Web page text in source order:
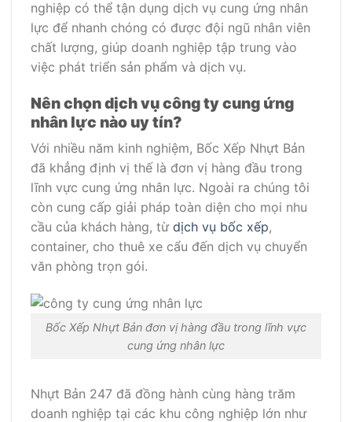
nghiệp có thể tận dụng dịch vụ cung ứng nhân
lực để nhanh chóng có được đội ngũ nhân viên
chất lượng, giúp doanh nghiệp tập trung vào
việc phát triển sản phẩm và dịch vụ.
Nên chọn dịch vụ công ty cung ứng
nhân lực nào uy tín?
Với nhiều năm kinh nghiệm, Bốc Xếp Nhựt Bản
đã khẳng định vị thế là đơn vị hàng đầu trong
lĩnh vực cung ứng nhân lực. Ngoài ra chúng tôi
còn cung cấp giải pháp toàn diện cho mọi nhu
cầu của khách hàng, từ dịch vụ bốc xếp,
container, cho thuê xe cẩu đến dịch vụ chuyển
văn phòng trọn gói.
Bốc Xếp Nhựt Bản đơn vị hàng đầu trong lĩnh vực
cung ứng nhân lực
Nhựt Bản 247 đã đồng hành cùng hàng trăm
doanh nghiệp tại các khu công nghiệp lớn như